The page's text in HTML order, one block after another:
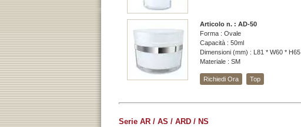
Articolo n. : AD-50
Forma : Ovale
Capacità : 50ml
Dimensioni (mm) : L81 * W60 * H65
Materiale : SM
Richiedi Ora Top
Serie AR / AS / ARD / NS